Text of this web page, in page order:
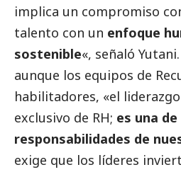
implica un compromiso
talento con un enfoque
sostenible«, señaló
aunque los equipos de
habilitadores, «el
exclusivo de RH; es una
responsabilidades de
exige que los líderes